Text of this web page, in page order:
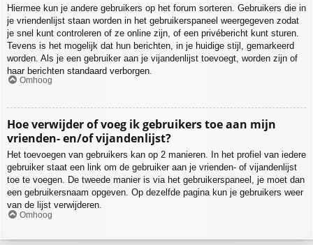
Hiermee kun je andere gebruikers op het forum sorteren. Gebruikers die in
je vriendenlijst staan worden in het gebruikerspaneel weergegeven zodat
je snel kunt controleren of ze online zijn, of een privébericht kunt sturen.
Tevens is het mogelijk dat hun berichten, in je huidige stijl, gemarkeerd
worden. Als je een gebruiker aan je vijandenlijst toevoegt, worden zijn of
haar berichten standaard verborgen.
Omhoog
Hoe verwijder of voeg ik gebruikers toe aan mijn
vrienden- en/of vijandenlijst?
Het toevoegen van gebruikers kan op 2 manieren. In het profiel van iedere
gebruiker staat een link om de gebruiker aan je vrienden- of vijandenlijst
toe te voegen. De tweede manier is via het gebruikerspaneel, je moet dan
een gebruikersnaam opgeven. Op dezelfde pagina kun je gebruikers weer
van de lijst verwijderen.
Omhoog